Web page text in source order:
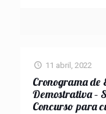
11 abril, 2022
Cronograma de
Demostrativa –
Concurso para